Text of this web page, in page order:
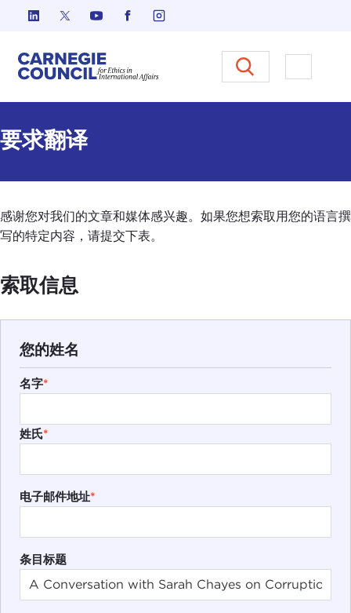
跳至内容
Carnegie Council 国际事务中的
打开菜单
要求翻译
感谢您对我们的文章和媒体感兴趣。如果您想索取用您的语言撰
写的特定内容，请提交下表。
索取信息
您的姓名
名字*
姓氏*
电子邮件地址*
条目标题